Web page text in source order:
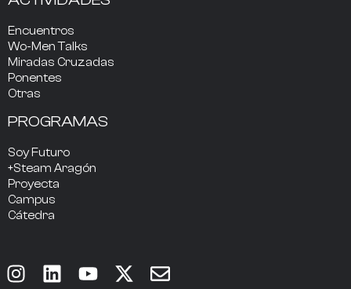
Encuentros
Wo-Men Talks
Miradas Cruzadas
Ponentes
Otras
PROGRAMAS
Soy Futuro
+Steam Aragón
Proyecta
Campus
Cátedra